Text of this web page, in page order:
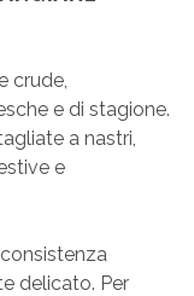
crude,
e di stagione.
a nastri,
e
delicato. Per